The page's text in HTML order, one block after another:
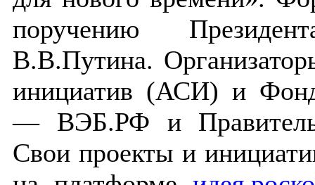
поручению
В.В.Путина.
инициатив (АСИ) и Фонд
— ВЭБ.РФ и
Свои проекты и